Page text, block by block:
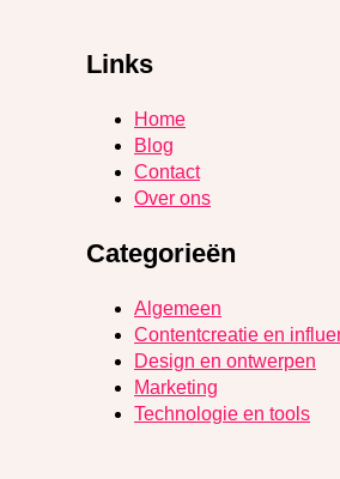
Links
Home
Blog
Contact
Over ons
Categorieën
Algemeen
Contentcreatie en
Design en ontwerpen
Marketing
Technologie en tools